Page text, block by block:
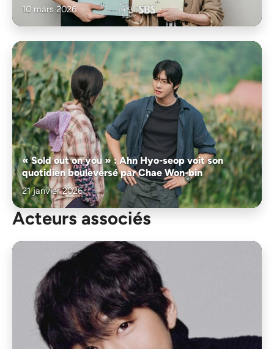
10 mars 2026
« Sold out on you » : Ahn Hyo-seop voit son
quotidien bouleversé par Chae Won-bin
21 janvier 2026
Acteurs associés